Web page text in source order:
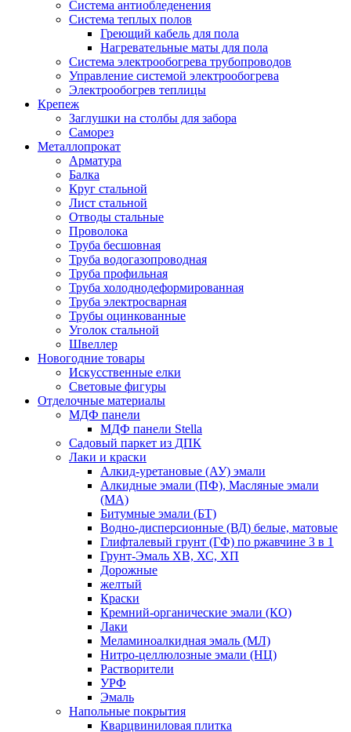
Система антиобледенения
Система теплых полов
Греющий кабель для пола
Нагревательные маты для пола
Система электрообогрева трубопроводов
Управление системой электрообогрева
Электрообогрев теплицы
Крепеж
Заглушки на столбы для забора
Саморез
Металлопрокат
Арматура
Балка
Круг стальной
Лист стальной
Отводы стальные
Проволока
Труба бесшовная
Труба водогазопроводная
Труба профильная
Труба холоднодеформированная
Труба электросварная
Трубы оцинкованные
Уголок стальной
Швеллер
Новогодние товары
Искусственные елки
Световые фигуры
Отделочные материалы
МДФ панели
МДФ панели Stella
Садовый паркет из ДПК
Лаки и краски
Алкид-уретановые (АУ) эмали
Алкидные эмали (ПФ), Масляные эмали
(МА)
Битумные эмали (БТ)
Водно-дисперсионные (ВД) белые, матовые
Глифталевый грунт (ГФ) по ржавчине 3 в 1
Грунт-Эмаль ХВ, ХС, ХП
Дорожные
желтый
Краски
Кремний-органические эмали (КО)
Лаки
Меламиноалкидная эмаль (МЛ)
Нитро-целлюлозные эмали (НЦ)
Растворители
УРФ
Эмаль
Напольные покрытия
Кварцвиниловая плитка